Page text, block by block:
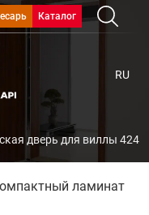
Каталог
RU
дверь для виллы
ламинат